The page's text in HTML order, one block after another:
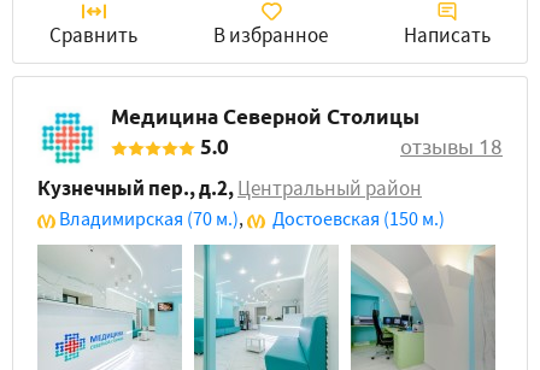
Сравнить В избранное Написать
Медицина Северной Столицы
5.0
отзывы 18
Кузнечный пер., д.2,Центральный район
Владимирская (70 м.), Достоевская (150 м.)